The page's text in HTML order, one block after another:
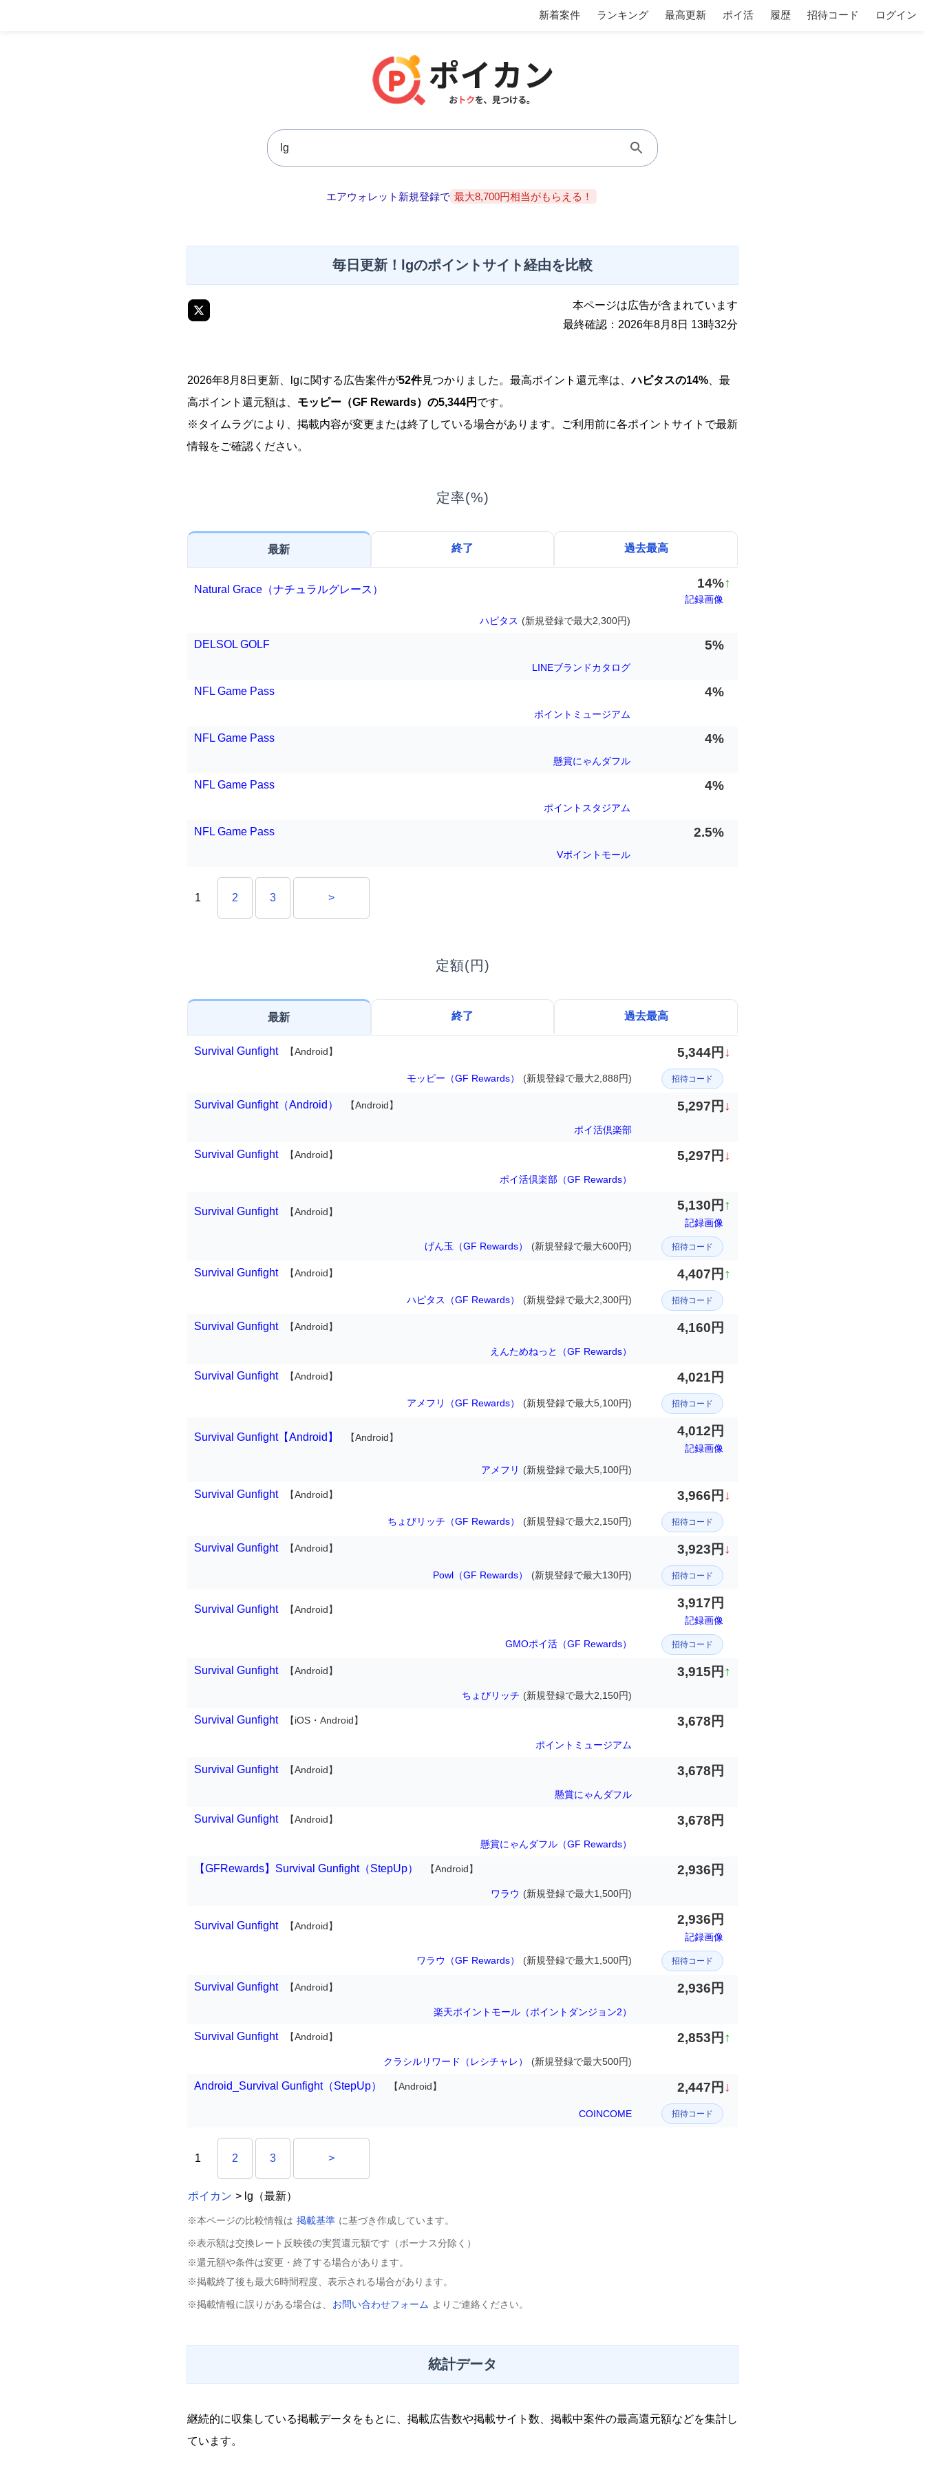
新着案件 ランキング 最高更新 ポイ活 履歴 招待コード ログイン
エアウォレット新規登録で 最大8,700円相当がもらえる！
毎日更新！lgのポイントサイト経由を比較
本ページは広告が含まれています
最終確認：2026年8月8日 13時32分
2026年8月8日更新、lgに関する広告案件が52件見つかりました。最高ポイント還元率は、ハピタスの14% 、最
高ポイント還元額は、 モッピー（GF Rewards）の5,344円 です。
※タイムラグにより、掲載内容が変更または終了している場合があります。ご利用前に各ポイントサイトで最新
情報をご確認ください。
定率(%)
最新 終了 過去最高
Natural Grace（ナチュラルグレース） 14%↑
記録画像
ハピタス (新規登録で最大2,300円)
DELSOL GOLF 5%
LINEブランドカタログ
NFL Game Pass 4%
ポイントミュージアム
NFL Game Pass 4%
懸賞にゃんダフル
NFL Game Pass 4%
ポイントスタジアム
NFL Game Pass 2.5%
Vポイントモール
1 2 3 >
定額(円)
最新 終了 過去最高
Survival Gunfight 【Android】 5,344円 ↓
モッピー（GF Rewards） (新規登録で最大2,888円) 招待コード
Survival Gunfight（Android） 【Android】 5,297円 ↓
ポイ活倶楽部
Survival Gunfight 【Android】 5,297円 ↓
ポイ活倶楽部（GF Rewards）
Survival Gunfight 【Android】 5,130円 ↑
記録画像
げん玉（GF Rewards） (新規登録で最大600円) 招待コード
Survival Gunfight 【Android】 4,407円 ↑
ハピタス（GF Rewards） (新規登録で最大2,300円) 招待コード
Survival Gunfight 【Android】 4,160円
えんためねっと（GF Rewards）
Survival Gunfight 【Android】 4,021円
アメフリ（GF Rewards） (新規登録で最大5,100円) 招待コード
Survival Gunfight【Android】 【Android】 4,012円
記録画像
アメフリ (新規登録で最大5,100円)
Survival Gunfight 【Android】 3,966円 ↓
ちょびリッチ（GF Rewards） (新規登録で最大2,150円) 招待コード
Survival Gunfight 【Android】 3,923円 ↓
Powl（GF Rewards） (新規登録で最大130円) 招待コード
Survival Gunfight 【Android】 3,917円
記録画像
GMOポイ活（GF Rewards） 招待コード
Survival Gunfight 【Android】 3,915円 ↑
ちょびリッチ (新規登録で最大2,150円)
Survival Gunfight 【iOS・Android】 3,678円
ポイントミュージアム
Survival Gunfight 【Android】 3,678円
懸賞にゃんダフル
Survival Gunfight 【Android】 3,678円
懸賞にゃんダフル（GF Rewards）
【GFRewards】Survival Gunfight（StepUp） 【Android】 2,936円
ワラウ (新規登録で最大1,500円)
Survival Gunfight 【Android】 2,936円
記録画像
ワラウ（GF Rewards） (新規登録で最大1,500円) 招待コード
Survival Gunfight 【Android】 2,936円
楽天ポイントモール（ポイントダンジョン2）
Survival Gunfight 【Android】 2,853円 ↑
クラシルリワード（レシチャレ） (新規登録で最大500円)
Android_Survival Gunfight（StepUp） 【Android】 2,447円 ↓
COINCOME 招待コード
1 2 3 >
ポイカン > lg（最新）
※本ページの比較情報は 掲載基準 に基づき作成しています。
※表示額は交換レート反映後の実質還元額です（ボーナス分除く）
※還元額や条件は変更・終了する場合があります。
※掲載終了後も最大6時間程度、表示される場合があります。
※掲載情報に誤りがある場合は、 お問い合わせフォーム よりご連絡ください。
統計データ
継続的に収集している掲載データをもとに、掲載広告数や掲載サイト数、掲載中案件の最高還元額などを集計し
ています。